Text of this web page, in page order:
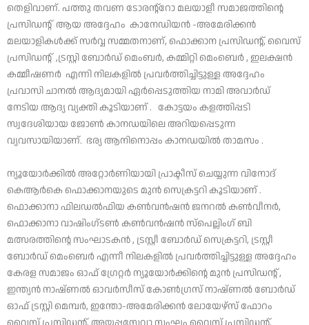
തെളിവാണ്. പത്തു തവണ ടോരന്റ്‌റോ മലയാളീ സമാജത്തിന്റെ
പ്രസിഡന്റ് ആയ അദ്ദേഹം കാനേഡിയൻ -അമേരിക്കൻ
മലയാളികൾക്ക് സർവ്വ സമ്മതനാണ്, ഫൊക്കാന പ്രസിഡന്റ്, വൈസ്
പ്രസിഡന്റ് ,ട്രസ്റ്റി ബോര്‍ഡ് മെംബര്‍, കമ്മിറ്റി മെംബെര്‍ , ഇലക്ഷൻ
കമ്മീഷണർ എന്നി നിലകളില്‍ പ്രവര്‍ത്തിച്ചിട്ടുള്ള അദ്ദേഹം
പ്രവാസി ചാനൽ ആദ്യമായി ഏർപ്പെടുത്തിയ നാമി അവാർഡ്
നേടിയ ആദ്യ വ്യക്തി കൂടിയാണ് . കോട്ടയം കളത്തിപ്പടി
സ്വദേശിയായ ജോൺ കാനഡയിലെ അറിയപ്പെടുന്ന
വ്യവസായിയാണ്. ഭര്യ ആനിനൊപ്പം കാനഡയില്‍ താമസം .
ന്യൂയോര്‍ക്കില്‍ അറ്റോര്‍ണിയായി പ്രാക്ടീസ് ചെയ്യുന്ന വിനോദ്
കെആർകെ ഫൊക്കാനയുടെ മുൻ സെക്രട്ടറി കൂടിയാണ് .
ഫൊക്കാനാ ഫിലഡല്‍ഫിയ കണ്‍വന്‍ഷന്‍ ജനറല്‍ കണ്‍വീനര്‍,
ഫൊക്കാനാ വാഷിംഗ്ടണ്‍ കണ്‍വന്‍ഷന്‍ സ്‌പെല്ലിംഗ് ബി
മത്സരത്തിന്റെ സംഘാടകന്‍ , ട്രസ്റ്റീ ബോർഡ് സെക്രട്ടറി, ട്രസ്റ്റീ
ബോർഡ് മെംബെർ എന്നീ നിലകളില്‍ പ്രവർത്തിച്ചിട്ടുള്ള അദ്ദേഹം
കേരള സമാജം ഓഫ് ഗ്രേറ്റര്‍ ന്യൂയോര്‍ക്കിന്റെ മുന്‍ പ്രസിഡന്റ് ,
ഇന്ത്യന്‍ നാഷ്ണല്‍ ഓവര്‍സീസ് കോണ്‍ഗ്രസ് നാഷ്ണല്‍ ബോര്‍ഡ്
ഓഫ് ട്രസ്റ്റി മെമ്പര്‍, ഇന്തോ-അമേരിക്കന്‍ ലോയേഴ്‌സ് ഫോറം